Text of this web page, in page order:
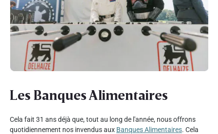
Les Banques Alimentaires
Cela fait 31 ans déjà que, tout au long de l'année, nous offrons
quotidiennement nos invendus aux Banques Alimentaires. Cela